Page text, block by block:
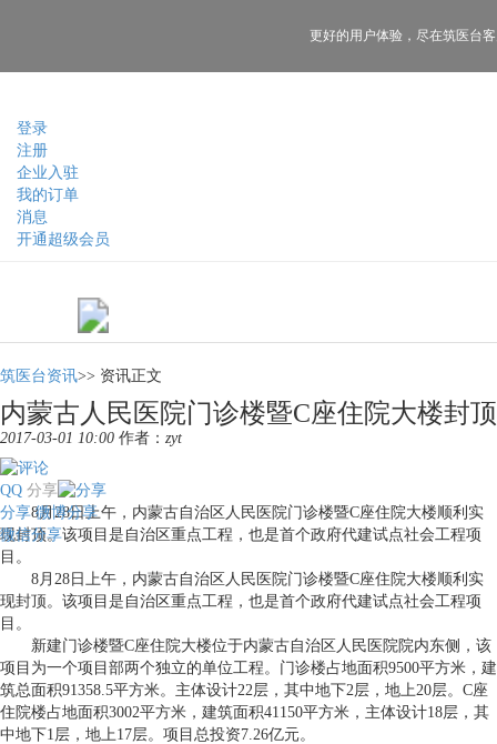
登录
注册
企业入驻
我的订单
消息
开通超级会员
更好的用户体验， 尽在筑医台
筑医台资讯>> 资讯正文
内蒙古人民医院门诊楼暨C座住院大楼封顶
2017-03-01 10:00 作者： zyt
分享
QQ
分享 微博分享
微信分享
8月28日上午，内蒙古自治区人民医院门诊楼暨C座住院大楼顺利实
现封顶。该项目是自治区重点工程，也是首个政府代建试点社会工程项
目。
8月28日上午，内蒙古自治区人民医院门诊楼暨C座住院大楼顺利实
现封顶。该项目是自治区重点工程，也是首个政府代建试点社会工程项
目。
新建门诊楼暨C座住院大楼位于内蒙古自治区人民医院院内东侧，该
项目为一个项目部两个独立的单位工程。门诊楼占地面积9500平方米，建
筑总面积91358.5平方米。主体设计22层，其中地下2层，地上20层。C座
住院楼占地面积3002平方米，建筑面积41150平方米，主体设计18层，其
中地下1层，地上17层。项目总投资7.26亿元。